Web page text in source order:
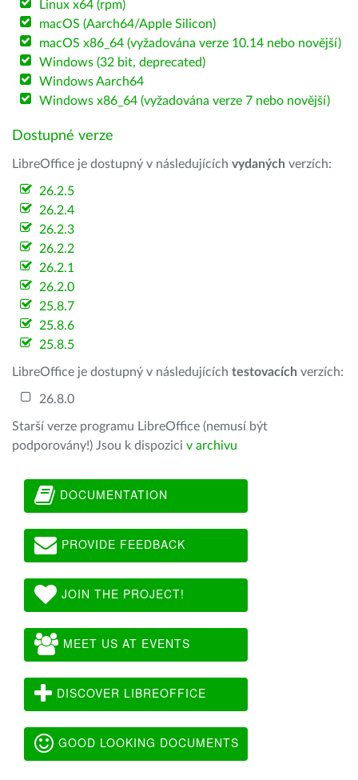
Linux x64 (rpm)
macOS (Aarch64/Apple Silicon)
macOS x86_64 (vyžadována verze 10.14 nebo novější)
Windows (32 bit, deprecated)
Windows Aarch64
Windows x86_64 (vyžadována verze 7 nebo novější)
Dostupné verze
LibreOffice je dostupný v následujících vydaných verzích:
26.2.5
26.2.4
26.2.3
26.2.2
26.2.1
26.2.0
25.8.7
25.8.6
25.8.5
LibreOffice je dostupný v následujících testovacích verzích:
26.8.0
Starší verze programu LibreOffice (nemusí být
podporovány!) Jsou k dispozici v archivu
DOCUMENTATION
PROVIDE FEEDBACK
JOIN THE PROJECT!
MEET US AT EVENTS
DISCOVER LIBREOFFICE
GOOD LOOKING DOCUMENTS